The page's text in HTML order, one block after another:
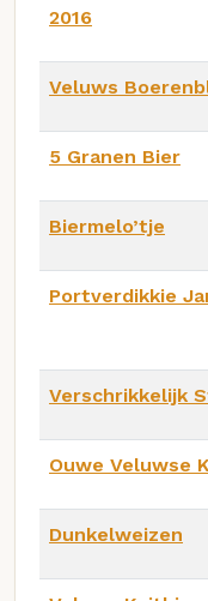
2016
Veluws
5 Granen Bier
Biermelo’tje
Portverdikkie
Verschrikkelijk
Ouwe Veluwse
Dunkelweizen